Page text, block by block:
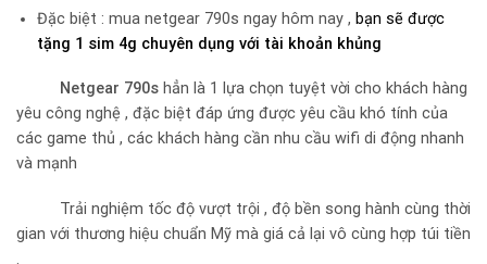
Đặc biệt : mua netgear 790s ngay hôm nay , bạn sẽ được
tặng 1 sim 4g chuyên dụng với tài khoản khủng
Netgear 790s hẳn là 1 lựa chọn tuyệt vời cho khách hàng
yêu công nghệ , đặc biệt đáp ứng được yêu cầu khó tính của
các game thủ , các khách hàng cần nhu cầu wifi di động nhanh
và mạnh
Trải nghiệm tốc độ vượt trội , độ bền song hành cùng thời
gian với thương hiệu chuẩn Mỹ mà giá cả lại vô cùng hợp túi tiền
.